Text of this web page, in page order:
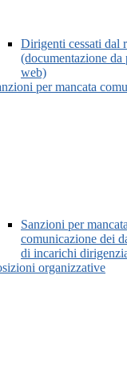
Dirigenti cessati dal
(documentazione
web)
per mancata
Sanzioni per
comunicazione dei
di incarichi
organizzative